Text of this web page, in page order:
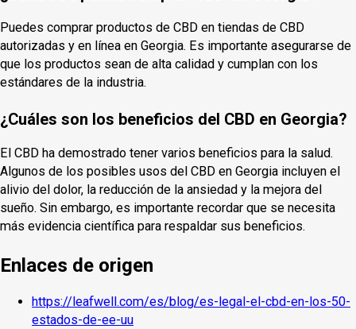
Puedes comprar productos de CBD en tiendas de CBD
autorizadas y en línea en Georgia. Es importante asegurarse de
que los productos sean de alta calidad y cumplan con los
estándares de la industria.
¿Cuáles son los beneficios del CBD en Georgia?
El CBD ha demostrado tener varios beneficios para la salud.
Algunos de los posibles usos del CBD en Georgia incluyen el
alivio del dolor, la reducción de la ansiedad y la mejora del
sueño. Sin embargo, es importante recordar que se necesita
más evidencia científica para respaldar sus beneficios.
Enlaces de origen
https://leafwell.com/es/blog/es-legal-el-cbd-en-los-50-
estados-de-ee-uu